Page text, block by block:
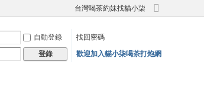
台灣喝茶約妹找貓小柒
切
寬
自動登錄
找回密碼
登錄 歡迎加入貓小柒喝茶打炮網